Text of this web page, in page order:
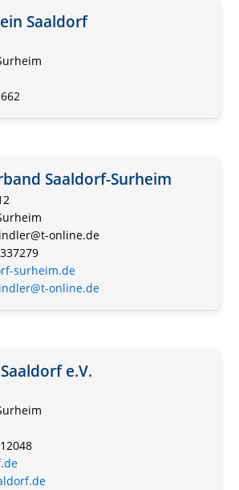
Saaldorf
Saaldorf-Surheim
online.de
surheim.de
online.de
e.V.